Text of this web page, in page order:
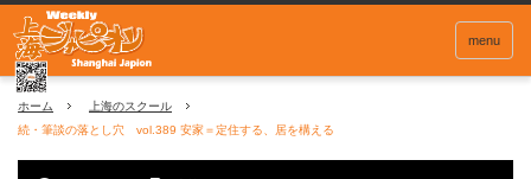
menu
ホーム
上海のスクール
続・筆談の落とし穴 vol.389 安家＝定住する、居を構える